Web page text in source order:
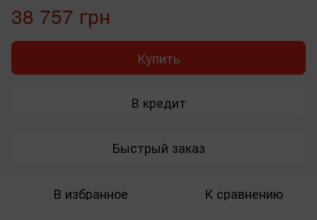
38 757 грн
Купить
В кредит
Быстрый заказ
В избранное К сравнению